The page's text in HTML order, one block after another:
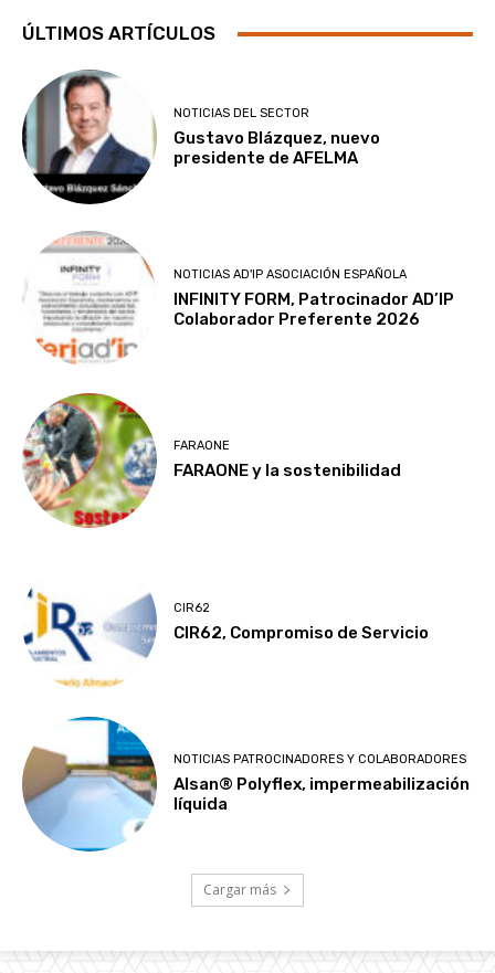
ÚLTIMOS ARTÍCULOS
NOTICIAS DEL SECTOR
Gustavo Blázquez, nuevo
presidente de AFELMA
NOTICIAS AD'IP ASOCIACIÓN ESPAÑOLA
INFINITY FORM, Patrocinador AD’IP
Colaborador Preferente 2026
FARAONE
FARAONE y la sostenibilidad
CIR62
CIR62, Compromiso de Servicio
NOTICIAS PATROCINADORES Y COLABORADORES
Alsan® Polyflex, impermeabilización
líquida
Cargar más